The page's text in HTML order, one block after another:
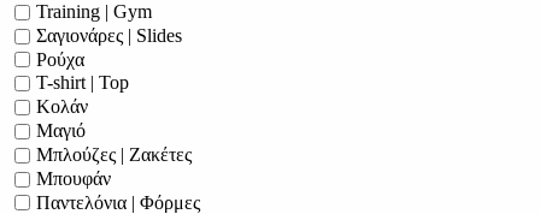
Training | Gym
Σαγιονάρες | Slides
Ρούχα
T-shirt | Top
Κολάν
Μαγιό
Μπλούζες | Ζακέτες
Μπουφάν
Παντελόνια | Φόρμες